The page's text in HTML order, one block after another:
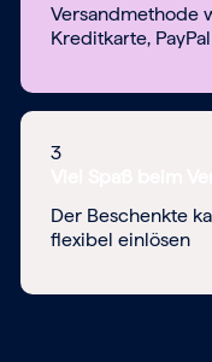
Versandmethode
Kreditkarte,
3
Der Beschenkte
flexibel einlösen